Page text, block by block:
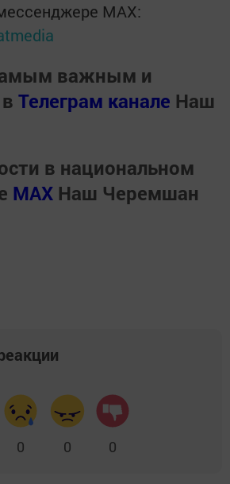
MАХ:
важным и
Телеграм канале Наш
в национальном
MАХ Наш Черемшан
0 0 0